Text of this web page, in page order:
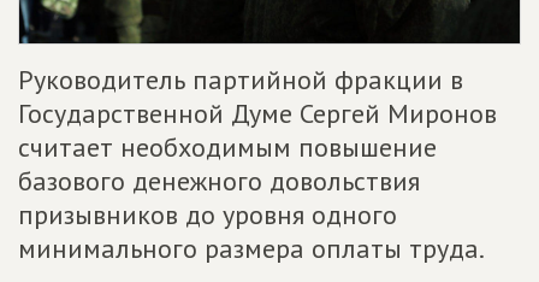
Руководитель партийной фракции в
Государственной Думе Сергей Миронов
считает необходимым повышение
базового денежного довольствия
призывников до уровня одного
минимального размера оплаты труда.